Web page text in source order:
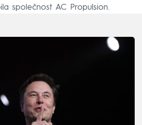
společnost AC Propulsion.